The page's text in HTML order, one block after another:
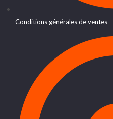
Conditions générales de ventes